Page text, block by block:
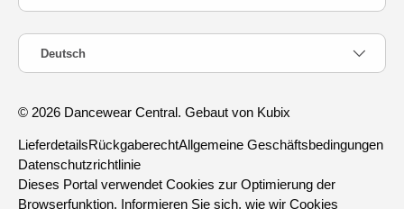
Sprache
Deutsch
© 2026 Dancewear Central. Gebaut von Kubix
LieferdetailsRückgaberechtAllgemeine Geschäftsbedingungen
Datenschutzrichtlinie
Dieses Portal verwendet Cookies zur Optimierung der
Browserfunktion. Informieren Sie sich, wie wir Cookies